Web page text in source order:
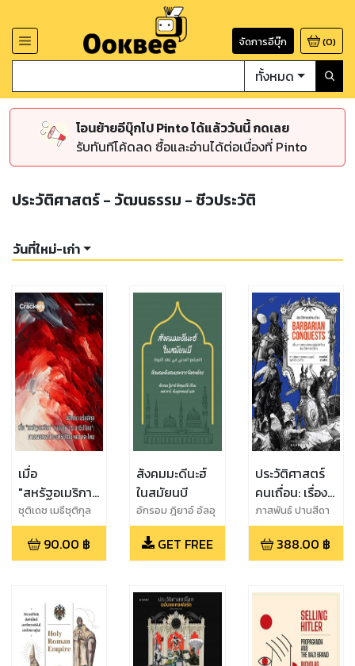
จัดการอีบุ๊ก (0)
ทั้งหมด
โอนย้ายอีบุ๊กไป Pinto ได้แล้ววันนี้ กดเลย
รับทันทีโค้ดลด ซื้อและอ่านได้ต่อเนื่องที่ Pinto
ประวัติศาสตร์ - วัฒนธรรม - ชีวประวัติ
วันที่ใหม่-เก่า
เมื่อ
"สหรัฐอเมริกา"
ส่งออก
"ประชาธิปไตย":
การแผยแพร่
ชุติเดช เมธีชุติกุล
90.00 ฿
สังคมมะดีนะฮ์
ในสมัยนบี
อักรอม ฎิยาอ์ อัลอุ
มะรีย์
GET FREE
ประวัติศาสตร์
คนเถื่อน: เรื่อง
ราวของ
อนารยชนผู้
พลิกโฉม
โลก Barbarian
Conquests
ภาสพันธ์ ปานสีดา
388.00 ฿